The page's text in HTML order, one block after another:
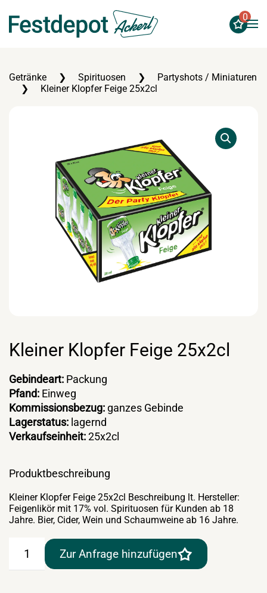
Zum Hauptinhalt springen
0
Getränke Spirituosen
Partyshots / Miniaturen
Kleiner Klopfer Feige 25x2cl
Kleiner Klopfer Feige 25x2cl
Gebindeart: Packung
Pfand: Einweg
Kommissionsbezug: ganzes Gebinde
Lagerstatus: lagernd
Verkaufseinheit:25x2cl
Produktbeschreibung
Kleiner Klopfer Feige 25x2cl Beschreibung lt. Hersteller:
Feigenlikör mit 17% vol. Spirituosen für Kunden ab 18
Jahre. Bier, Cider, Wein und Schaumweine ab 16 Jahre.
Klopfer
Zur Anfrage hinzufügen